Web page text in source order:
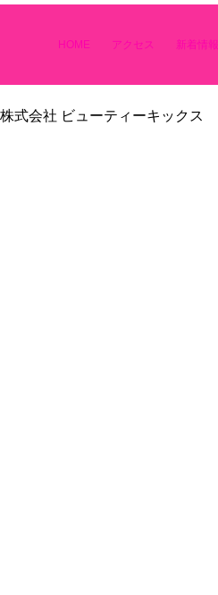
HOME アクセス 新着情報
株式会社 ビューティーキックス